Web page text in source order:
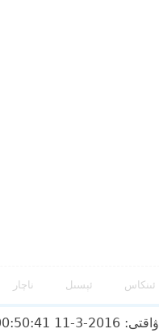
ئىنكاس ئېسىل ناچار
ۋاقتى: 2016-3-11 00:50:41